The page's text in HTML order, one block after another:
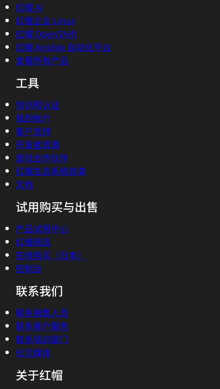
红帽 AI
红帽企业 Linux
红帽 OpenShift
红帽 Ansible 自动化平台
查看所有产品
工具
培训和认证
我的帐户
客户支持
开发者资源
查找合作伙伴
红帽生态系统目录
文档
试用购买与出售
产品试用中心
红帽商店
在线购买（日本）
控制台
联系我们
联系销售人员
联系客户服务
联系培训部门
社交媒体
关于红帽